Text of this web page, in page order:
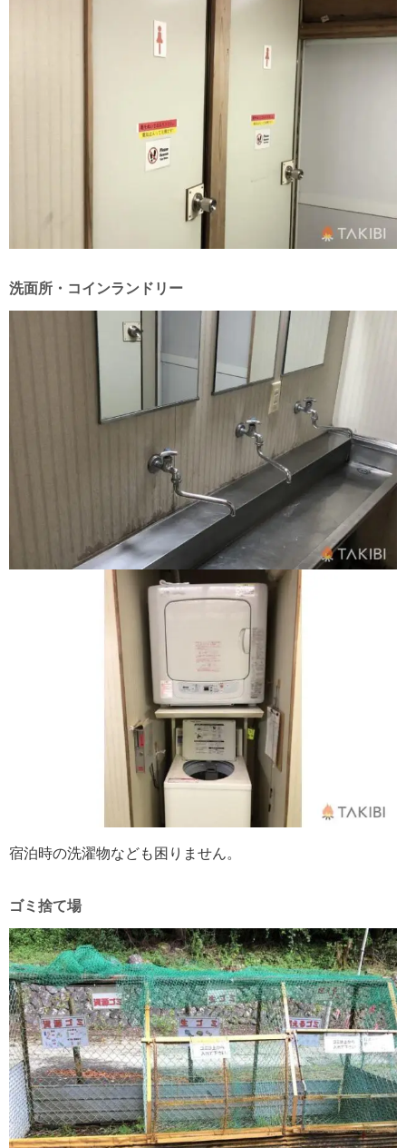
洗面所・コインランドリー
宿泊時の洗濯物なども困りません。
ゴミ捨て場